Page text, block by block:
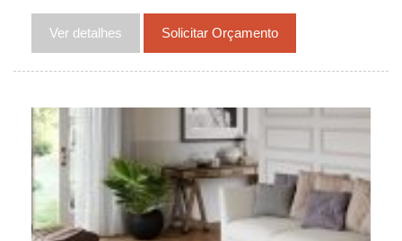
Ver detalhes Solicitar Orçamento